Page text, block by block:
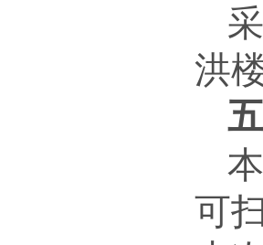
洪
可